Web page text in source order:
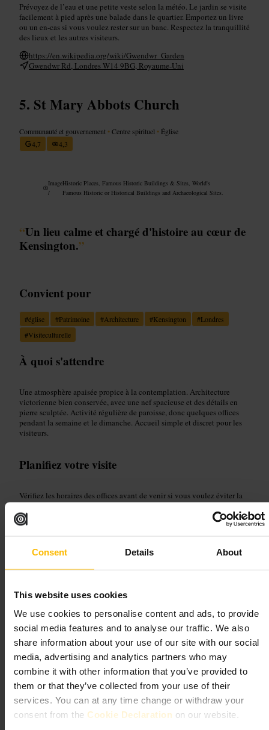
Consent Details About
This website uses cookies
We use cookies to personalise content and ads, to provide
social media features and to analyse our traffic. We also
share information about your use of our site with our social
media, advertising and analytics partners who may
combine it with other information that you’ve provided to
them or that they’ve collected from your use of their
services. You can at any time change or withdraw your
consent from the Cookie Declaration on our website.
Prévoyez de l’eau et une petite veste selon la météo. Le jardin se visite
facilement à pied après une balade dans le quartier. Emportez un livre
ou un en-cas si vous voulez rester sur un banc. Respectez la tranquillité
des lieux et les autres visiteurs.
https://en.wikipedia.org/wiki/Gwendwr_Garden
Gwendwr Rd, Londres W14 9BG, Royaume-Uni
St Mary Abbots Church
Communauté et gouvernement •Centre spirituel • Église
4,7
4,3
Image
/
Historic Places, Famous Historic Buildings & Sites, World's
Famous Historic or Historical Buildings and Archaeological Sites.
“Un lieu calme et chargé d'histoire au cœur de
Kensington.”
Convient pour
#église #Patrimoine #Architecture #Kensington #Londres
#Visiteculturelle
À quoi s'attendre
Une atmosphère apaisée propice à la contemplation. Architecture
victorienne bien conservée, avec une nef spacieuse et des détails en
pierre sculptée. Activité régulière de paroisse, donc quelques offices
pendant la semaine et le dimanche. Accueil simple et discret pour les
visiteurs.
Planifiez votre visite
Vérifiez les horaires des offices avant de venir si vous voulez éviter la
foule ou assister à un service. Habillez-vous de façon respectueuse et
gardez le silence à l'intérieur. La plupart des visiteurs prennent 30 à 60
minutes sur place, prévoyez un peu plus si vous voulez lire les plaques
vous en ligne sur l'accessibilité si vous avez des besoins spécifiques.
Japan House London
Arts et divertissement•Galerie d'art
4,6
Image /www.japanhouselondon.uk